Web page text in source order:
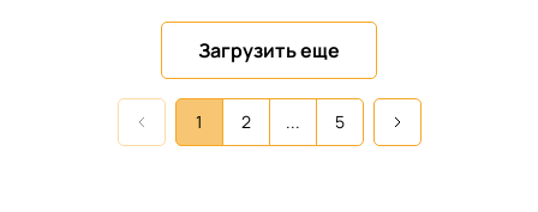
Загрузить еще
1 2 ... 5